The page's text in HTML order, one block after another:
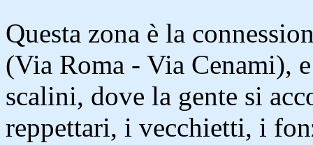
Questa zona è la
(Via Roma - Via Cenami),
scalini, dove la gente si
reppettari, i vecchietti, i